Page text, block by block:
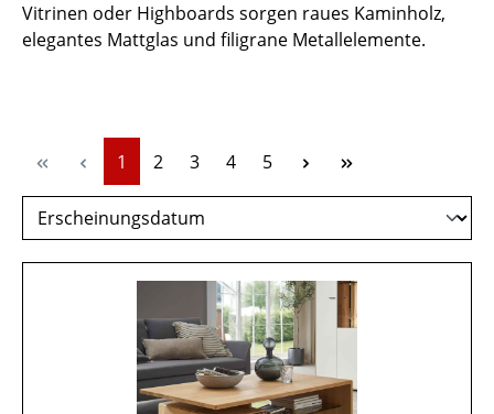
Vitrinen oder Highboards sorgen raues Kaminholz,
elegantes Mattglas und filigrane Metallelemente.
Seite
1 Seite
2 Seite
3 Seite
4 Seite
5